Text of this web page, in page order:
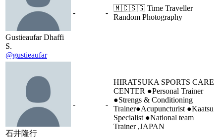
Gustieaufar Dhaffi
S.
@gustieaufar
- -
🇲🇨🇸🇬 Time Traveller
Random Photography
石井隆行
- -
HIRATSUKA SPORTS CARE
CENTER ●Personal Trainer
●Strengs & Conditioning
Trainer●Acupuncturist ●Kaatsu
Specialist ●National team
Trainer ,JAPAN